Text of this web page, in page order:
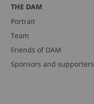
THE DAM
Portrait
Team
Friends of DAM
Sponsors and supporters